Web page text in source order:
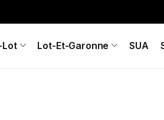
Lot Lot-Et-Garonne SUA